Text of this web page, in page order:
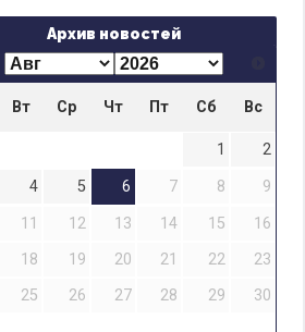
Архив новостей
Вт Ср Чт Пт Сб Вс
1
2
4 5 6 7 8
9
11 12 13 14 15
16
18 19 20 21 22
23
25 26 27 28 29
30